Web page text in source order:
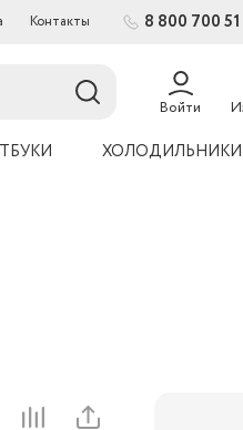
Контакты 8 800 700
Войти
ХОЛОДИЛЬНИКИ